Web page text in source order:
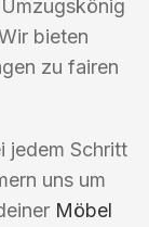
bieten
zu fairen
jedem Schritt
uns um
Möbel